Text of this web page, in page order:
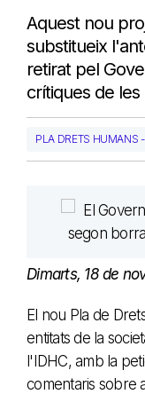
Aquest nou
substitueix
retirat pel
crítiques de les
PLA DRETS HUMANS
Dimarts, 18 de
El nou Pla de
entitats de la
l'IDHC, amb la
comentaris sobre